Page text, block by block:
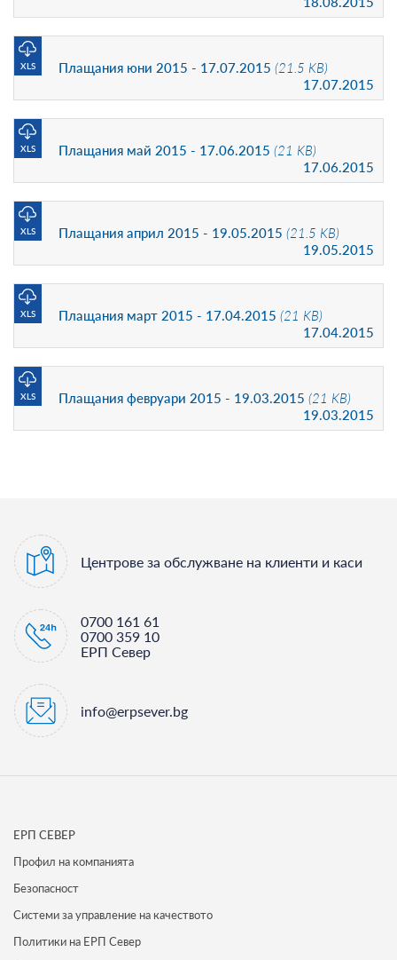
Плащания юни 2015 - 17.07.2015 (21.5 KB)
17.07.2015
XLS
Плащания май 2015 - 17.06.2015 (21 KB)
17.06.2015
XLS
Плащания април 2015 - 19.05.2015 (21.5 KB)
19.05.2015
XLS
Плащания март 2015 - 17.04.2015 (21 KB)
17.04.2015
XLS
Плащания февруари 2015 - 19.03.2015 (21 KB)
19.03.2015
XLS
Центрове за обслужване на клиенти и каси
0700 161 61
0700 359 10
ЕРП Север
info@erpsever.bg
ЕРП СЕВЕР
Профил на компанията
Безопасност
Системи за управление на качеството
Политики на ЕРП Север